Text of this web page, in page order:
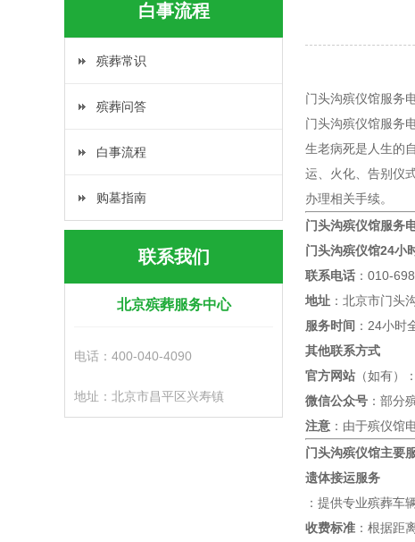
白事流程
殡葬常识
殡葬问答
白事流程
购墓指南
联系我们
北京殡葬服务中心
电话：400-040-4090
地址：北京市昌平区兴寿镇
门头沟殡仪馆服务
门头沟殡仪馆服务
生老病死是人生的
运、火化、告别仪
办理相关手续。
门头沟殡仪馆服务
门头沟殡仪馆24小
联系电话 ：010-
地址 ：北京市门头
服务时间 ：24小时
其他联系方式
官方网站 （如有）
微信公众号 ：部分
注意 ：由于殡仪馆
门头沟殡仪馆主要
遗体接运服务
：提供专业殡葬车
收费标准 ：根据距